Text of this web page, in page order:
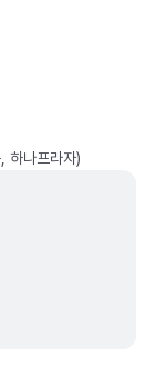
하나프라자)